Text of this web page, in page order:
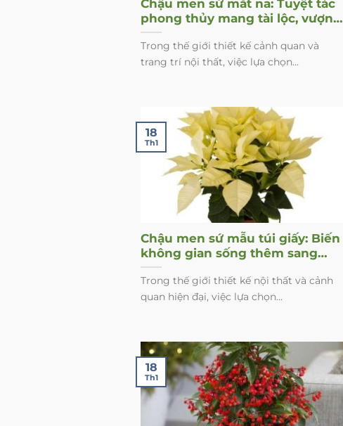
Chậu men sứ mắt na: Tuyệt tác
phong thủy mang tài lộc, vượng
khí vào không gian sống
Trong thế giới thiết kế cảnh quan và
trang trí nội thất, việc lựa chọn...
Chậu men sứ mẫu túi giấy: Biến
không gian sống thêm sang
trọng và hợp phong thủy
Trong thế giới thiết kế nội thất và cảnh
quan hiện đại, việc lựa chọn...
18
Th1
18
Th1